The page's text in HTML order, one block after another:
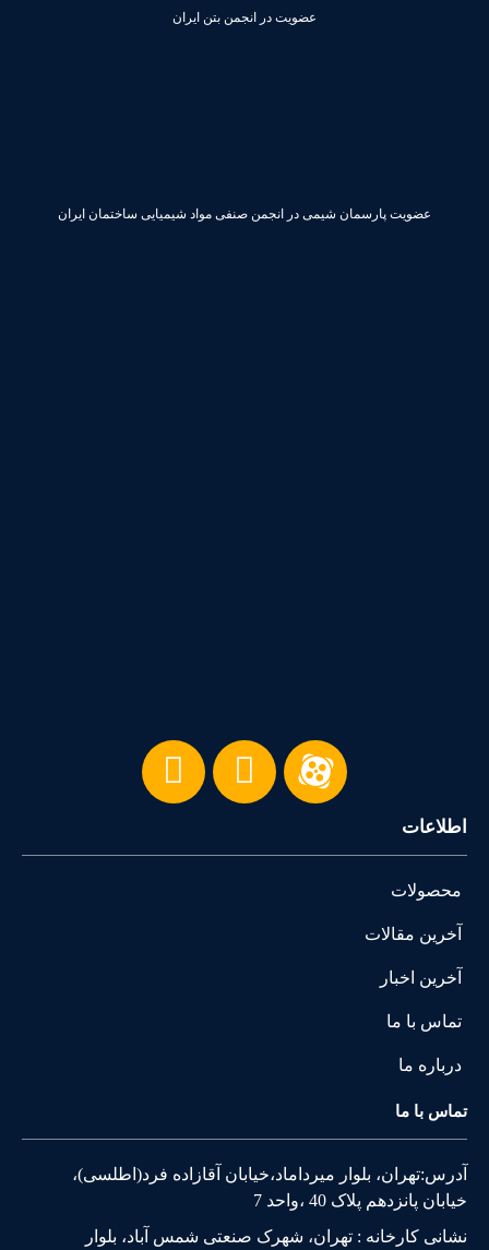
عضویت در انجمن بتن ایران
عضویت پارسمان شیمی در انجمن صنفی مواد شیمیایی ساختمان ایران
اطلاعات
محصولات
آخرین مقالات
آخرین اخبار
تماس با ما
درباره ما
تماس با ما
آدرس:تهران، بلوار میرداماد،خیابان آقازاده فرد(اطلسی)،
خیابان پانزدهم پلاک 40 ،واحد 7
نشانی کارخانه : تهران، شهرک صنعتی شمس آباد، بلوار